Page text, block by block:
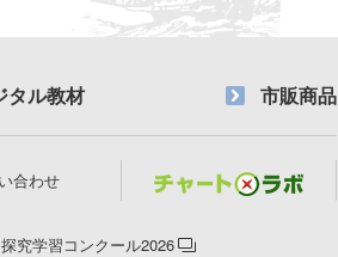
タル教材 市販商品
合わせ
究学習コンクール2026